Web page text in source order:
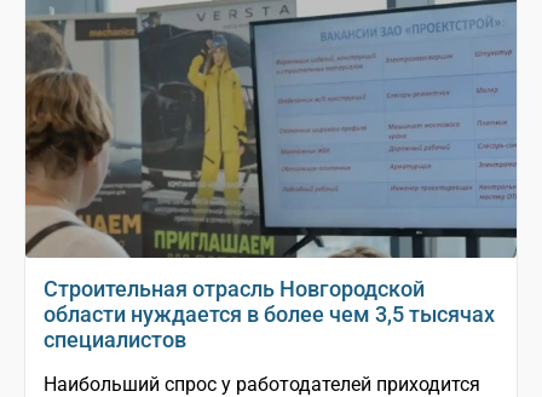
Строительная отрасль Новгородской
области нуждается в более чем 3,5 тысячах
специалистов
Наибольший спрос у работодателей приходится